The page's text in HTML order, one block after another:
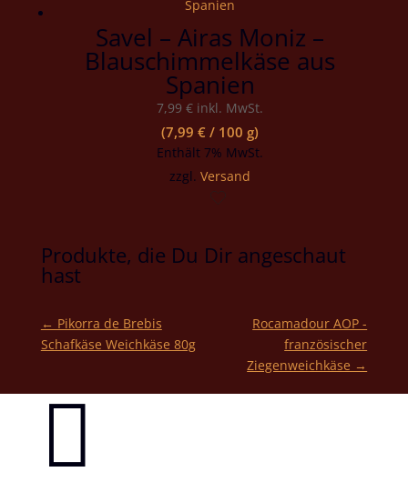
Savel – Airas Moniz –
Blauschimmelkäse aus
Spanien
7,99€ inkl. MwSt.
(7,99€ / 100 g)
Enthält 7% MwSt.
zzgl.Versand
Produkte, die Du Dir angeschaut
hast
← Pikorra de Brebis
Schafkäse Weichkäse 80g
Rocamadour AOP -
französischer
Ziegenweichkäse →
